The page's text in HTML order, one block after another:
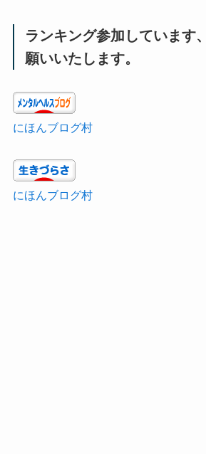
ランキング参加しています
願いいたします。
にほんブログ村
にほんブログ村